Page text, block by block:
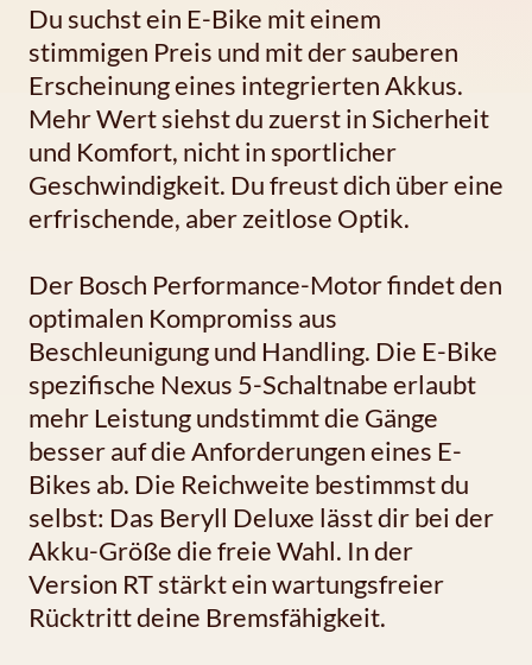
Du suchst ein E-Bike mit einem
stimmigen Preis und mit der sauberen
Erscheinung eines integrierten Akkus.
Mehr Wert siehst du zuerst in Sicherheit
und Komfort, nicht in sportlicher
Geschwindigkeit. Du freust dich über eine
erfrischende, aber zeitlose Optik.
Der Bosch Performance-Motor findet den
optimalen Kompromiss aus
Beschleunigung und Handling. Die E-Bike
spezifische Nexus 5-Schaltnabe erlaubt
mehr Leistung undstimmt die Gänge
besser auf die Anforderungen eines E-
Bikes ab. Die Reichweite bestimmst du
selbst: Das Beryll Deluxe lässt dir bei der
Akku-Größe die freie Wahl. In der
Version RT stärkt ein wartungsfreier
Rücktritt deine Bremsfähigkeit.